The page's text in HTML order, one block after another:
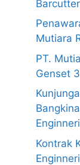
Barcutter
Mutiara
PT.
Genset
Kontrak